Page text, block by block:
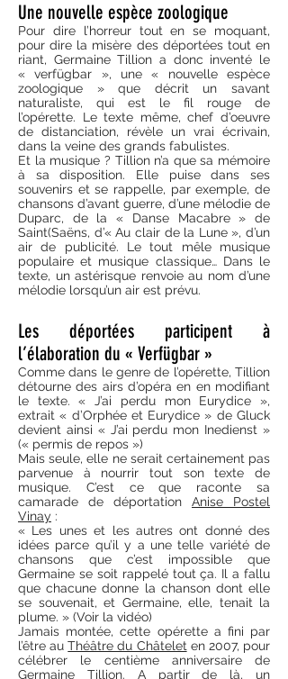
Une nouvelle espèce zoologique
Pour dire l’horreur tout en se moquant,
pour dire la misère des déportées tout en
riant, Germaine Tillion a donc inventé le
« verfügbar », une « nouvelle espèce
zoologique » que décrit un savant
naturaliste, qui est le fil rouge de
l’opérette. Le texte même, chef d’oeuvre
de distanciation, révèle un vrai écrivain,
dans la veine des grands fabulistes.
Et la musique ? Tillion n’a que sa mémoire
à sa disposition. Elle puise dans ses
souvenirs et se rappelle, par exemple, de
chansons d’avant guerre, d’une mélodie de
Duparc, de la « Danse Macabre » de
Saint(Saëns, d’« Au clair de la Lune », d’un
air de publicité. Le tout mêle musique
populaire et musique classique… Dans le
texte, un astérisque renvoie au nom d’une
mélodie lorsqu’un air est prévu.
Les déportées participent à
l’élaboration du « Verfügbar »
Comme dans le genre de l’opérette, Tillion
détourne des airs d’opéra en en modifiant
le texte. « J’ai perdu mon Eurydice »,
extrait « d’Orphée et Eurydice » de Gluck
devient ainsi « J’ai perdu mon Inedienst »
(« permis de repos »)
Mais seule, elle ne serait certainement pas
parvenue à nourrir tout son texte de
musique. C’est ce que raconte sa
camarade de déportation Anise Postel
Vinay :
« Les unes et les autres ont donné des
idées parce qu’il y a une telle variété de
chansons que c’est impossible que
Germaine se soit rappelé tout ça. Il a fallu
que chacune donne la chanson dont elle
se souvenait, et Germaine, elle, tenait la
plume. » (Voir la vidéo)
Jamais montée, cette opérette a fini par
l’être auThéâtre du Châtelet en 2007, pour
célébrer le centième anniversaire de
Germaine Tillion. A partir de là, un